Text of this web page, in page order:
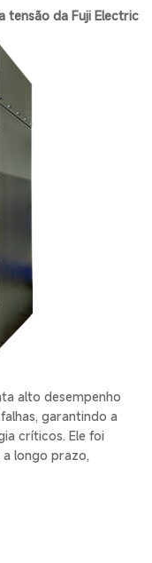
tensão da Fuji Electric
alto desempenho
garantindo a
críticos. Ele foi
longo prazo,